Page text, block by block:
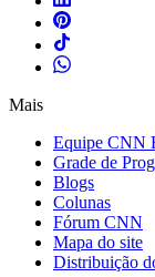
Mais
Equipe CNN
Grade de
Blogs
Colunas
Fórum CNN
Mapa do site
Distribuição